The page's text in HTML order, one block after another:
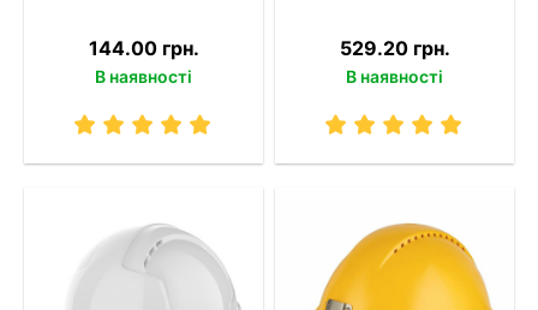
144.00 грн.
В наявності
529.20 грн.
В наявності